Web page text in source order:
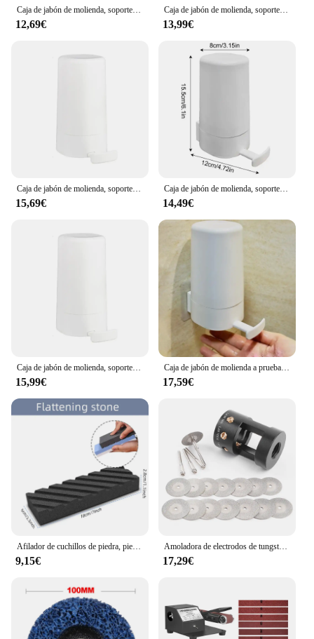
Caja de jabón de molienda, soporte triturador de barra de jabón a prueba de fugas para lavado de manos, molinillo de jabón recargable para cocina, baño, inodoro
12,69€
Caja de jabón de molienda, soporte triturador de barra de jabón a prueba de fugas para lavado de manos, molinillo de jabón recargable para cocina, baño, inodoro
13,99€
Caja de jabón de molienda, soporte triturador de barra de jabón a prueba de fugas para lavado de manos, molinillo de jabón recargable para cocina, baño, inodoro
15,69€
Caja de jabón de molienda, soporte triturador de barra de jabón a prueba de fugas para lavado de manos, contenedor molinillo de barra de jabón recargable para inodoro de cocina
14,49€
15,99€
Caja de jabón de molienda a prueba de fugas, soporte de trituradora de barra de jabón para lavado de manos, contenedor de amoladora de barra de jabón recargable para inodoro de cocina
17,59€
9,15€
Amoladora de electrodos de tungsteno Herramientas de soldadura TIG Orificios horizontales multiángulo y descentrados con ranuras de corte, Herramientas de amolado de electrodos
17,29€